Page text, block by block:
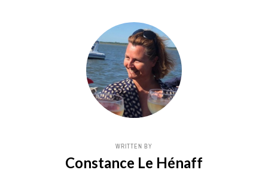
WRITTEN BY
Constance Le Hénaff